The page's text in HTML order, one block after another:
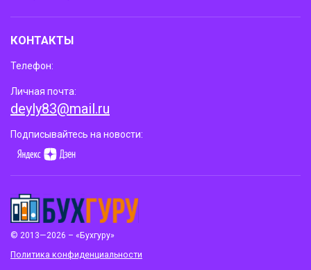
© 2013—2026 – «Бухгуру»
Политика конфиденциальности
КОНТАКТЫ
Телефон:
Личная почта:
deyly83@mail.ru
Подписывайтесь на новости: